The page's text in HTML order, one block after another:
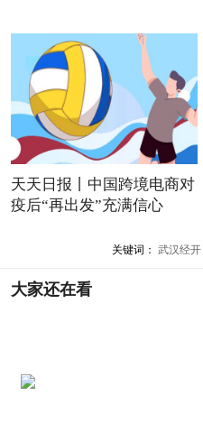
天天日报丨中国跨境电商对
疫后“再出发”充满信心
关键词： 武汉经开
大家还在看